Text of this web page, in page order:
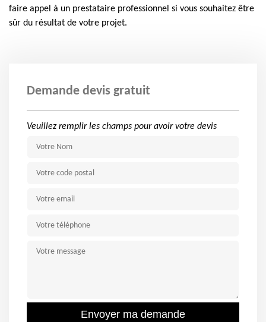
faire appel à un prestataire professionnel si vous souhaitez être
sûr du résultat de votre projet.
Demande devis gratuit
Veuillez remplir les champs pour avoir votre devis